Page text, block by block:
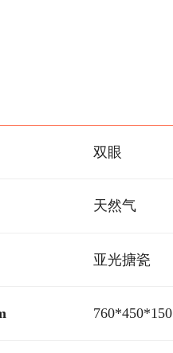
双眼
天然气
亚光搪瓷
760*450*150